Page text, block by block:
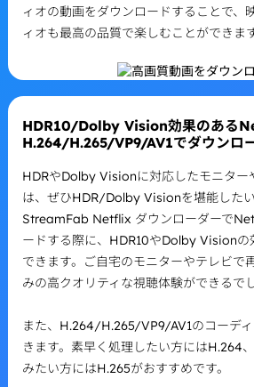
ィオの動画をダウンロードすることで、
ィオも最高の品質で楽しむことができます
HDR10/Dolby Vision効果のある
H.264/H.265/VP9/AV1でダウンロ
HDRやDolby Visionに対応したモニター
は、ぜひHDR/Dolby Visionを堪能した
StreamFab Netflix ダウンローダーで
ードする際に、HDR10やDolby Visionの
できます。ご自宅のモニターやテレビで
みの高クオリティな視聴体験ができるでし
また、H.264/H.265/VP9/AV1のコーデ
きます。素早く処理したい方にはH.264
みたい方にはH.265がおすすめです。